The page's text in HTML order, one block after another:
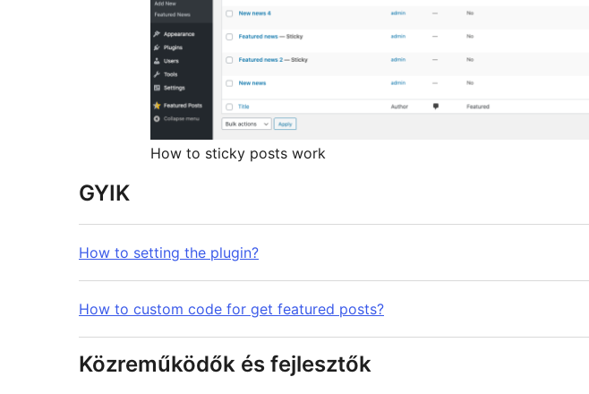
How to sticky posts work
GYIK
How to setting the plugin?
How to custom code for get featured posts?
Közreműködők és fejlesztők